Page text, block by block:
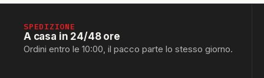
SPEDIZIONE
A casa in 24/48 ore
Ordini entro le 10:00, il pacco parte lo stesso giorno.